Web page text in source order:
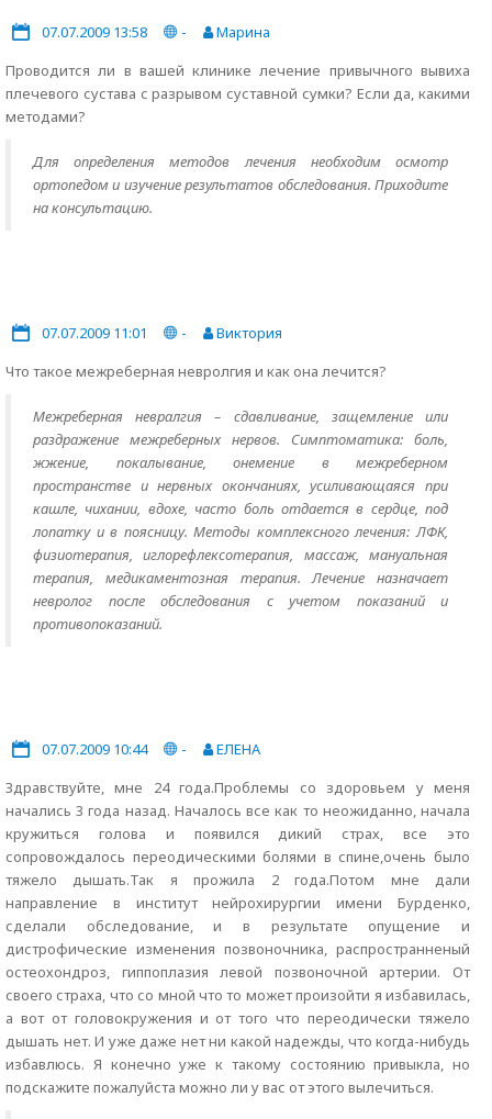
07.07.2009 13:58 -
Марина
Проводится ли в вашей клинике лечение привычного вывиха
плечевого сустава с разрывом суставной сумки? Если да, какими
методами?
Для определения методов лечения необходим осмотр
ортопедом и изучение результатов обследования. Приходите
на консультацию.
07.07.2009 11:01 -
Виктория
Что такое межреберная невролгия и как она лечится?
Межреберная невралгия – сдавливание, защемление или
раздражение межреберных нервов. Симптоматика: боль,
жжение, покалывание, онемение в межреберном
пространстве и нервных окончаниях, усиливающаяся при
кашле, чихании, вдохе, часто боль отдается в сердце, под
лопатку и в поясницу. Методы комплексного лечения: ЛФК,
физиотерапия, иглорефлексотерапия, массаж, мануальная
терапия, медикаментозная терапия. Лечение назначает
невролог после обследования с учетом показаний и
противопоказаний.
07.07.2009 10:44 -
ЕЛЕНА
Здравствуйте, мне 24 года.Проблемы со здоровьем у меня
начались 3 года назад. Началось все как то неожиданно, начала
кружиться голова и появился дикий страх, все это
сопровождалось переодическими болями в спине,очень было
тяжело дышать.Так я прожила 2 года.Потом мне дали
направление в институт нейрохирургии имени Бурденко,
сделали обследование, и в результате опущение и
дистрофические изменения позвоночника, распространненый
остеохондроз, гиппоплазия левой позвоночной артерии. От
своего страха, что со мной что то может произойти я избавилась,
а вот от головокружения и от того что переодически тяжело
дышать нет. И уже даже нет ни какой надежды, что когда-нибудь
избавлюсь. Я конечно уже к такому состоянию привыкла, но
подскажите пожалуйста можно ли у вас от этого вылечиться.